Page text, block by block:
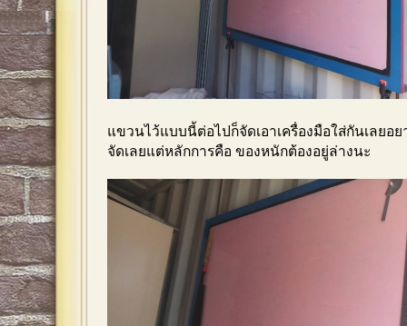
แขวนไว้แบบนี้ต่อไปก็จัดเอาเครื่องมือใส่กันเลยอ
จัดเลยแต่หลักการคือ ของหนักต้องอยู่ล่างนะ